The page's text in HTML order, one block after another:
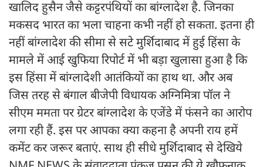
खालिद हुसैन जैसे कट्टरपंथियों का बांग्लादेश है. जिनका
मकसद भारत का भला चाहना कभी नहीं हो सकता. इतना ही
नहीं बांग्लादेश की सीमा से सटे मुर्शिदाबाद में हुई हिंसा के
मामले में आई खुफिया रिपोर्ट में भी बड़ा खुलासा हुआ है कि
इस हिंसा में बांग्लादेशी आतंकियों का हाथ था. और अब
जिस तरह से बंगाल बीजेपी विधायक अग्निमित्रा पॉल ने
सीएम ममता पर ग्रेटर बांग्लादेश के एजेंडे में फंसने का आरोप
लगा रही हैं. इस पर आपका क्या कहना है अपनी राय हमें
कमेंट कर जरूर बताएं. साथ ही सीधे मुर्शिदाबाद से देखिये